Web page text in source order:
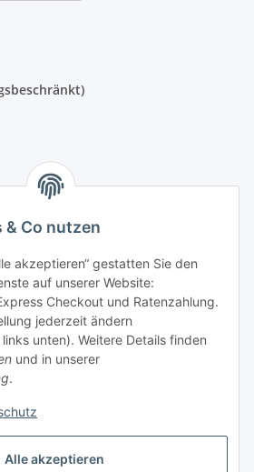
Vertrag widerrufen
& Co nutzen
akzeptieren“ gestatten Sie den
auf unserer Website:
Checkout und Ratenzahlung.
jederzeit ändern
unten). Weitere Details finden
und in unserer
.
Alle akzeptieren